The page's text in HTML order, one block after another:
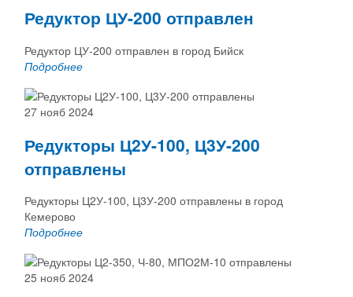
Редуктор ЦУ-200 отправлен
Редуктор ЦУ-200 отправлен в город Бийск
Подробнее
27 нояб 2024
Редукторы Ц2У-100, Ц3У-200
отправлены
Редукторы Ц2У-100, Ц3У-200 отправлены в город
Кемерово
Подробнее
25 нояб 2024